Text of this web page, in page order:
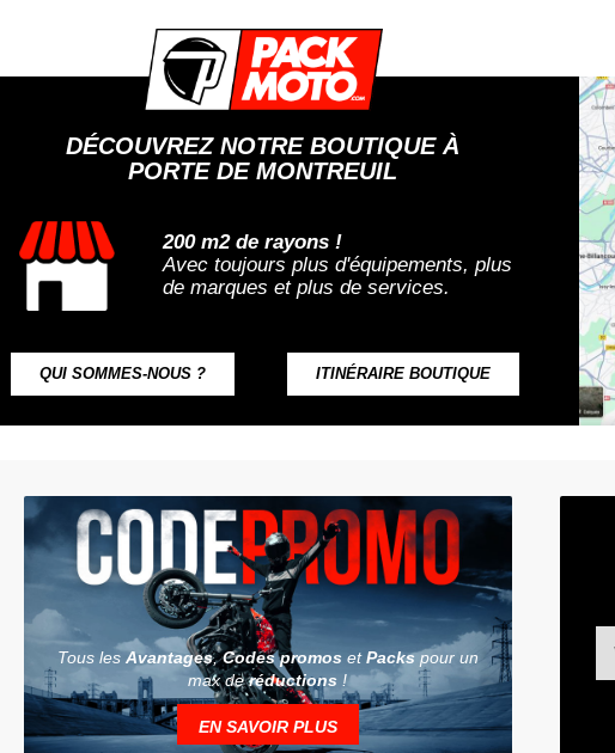
DÉCOUVREZ NOTRE BOUTIQUE À
PORTE DE MONTREUIL
200 m2 de rayons !
Avec toujours plus d'équipements, plus
de marques et plus de services.
QUI SOMMES-NOUS ? ITINÉRAIRE BOUTIQUE
Tous les Avantages,Codes promosetPackspour un
max deréductions !
EN SAVOIR PLUS